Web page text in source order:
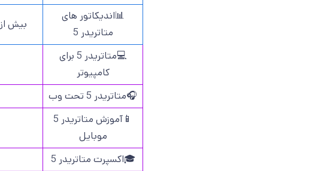
📊اندیکاتور های
متاتریدر 5
بیش از 2000 اندیکاتور
💻متاتریدر 5 برای
کامپیوتر
🎧متاتریدر 5 تحت وب
📱آموزش متاتریدر 5
موبایل
🎓اکسپرت متاتریدر 5